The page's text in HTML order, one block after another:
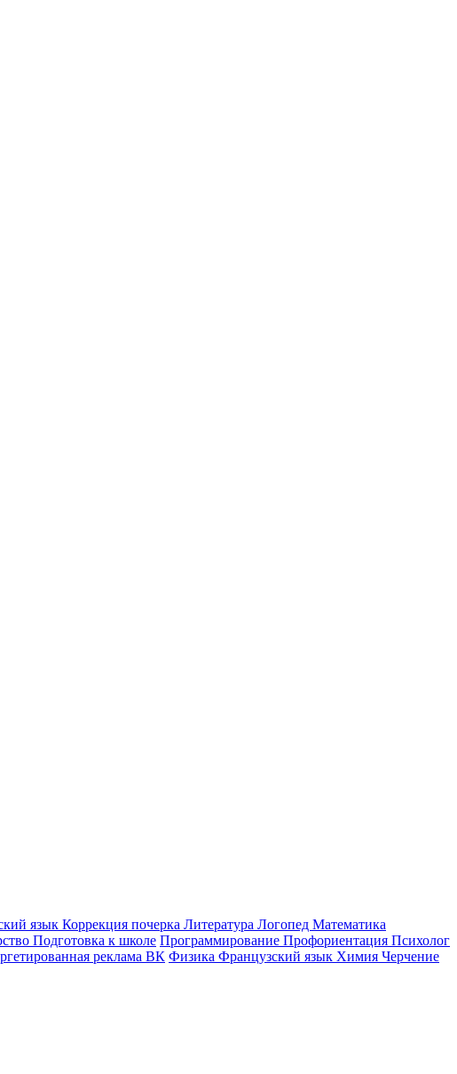
язык Коррекция почерка Литература Логопед Математика
Подготовка к школе Программирование Профориентация Психолог
реклама ВК Физика Французский язык Химия Черчение